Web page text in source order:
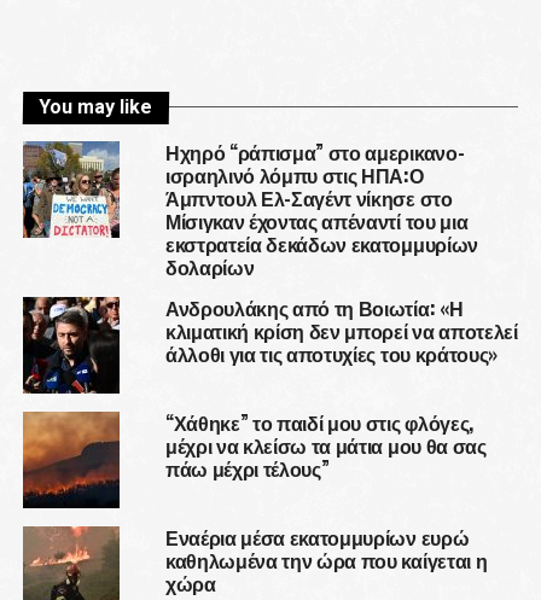
You may like
Ηχηρό “ράπισμα” στο αμερικανο-
ισραηλινό λόμπυ στις ΗΠΑ:Ο
Άμπντουλ Ελ-Σαγέντ νίκησε στο
Μίσιγκαν έχοντας απέναντί του μια
εκστρατεία δεκάδων εκατομμυρίων
δολαρίων
Ανδρουλάκης από τη Βοιωτία: «Η
κλιματική κρίση δεν μπορεί να αποτελεί
άλλοθι για τις αποτυχίες του κράτους»
“Χάθηκε” το παιδί μου στις φλόγες,
μέχρι να κλείσω τα μάτια μου θα σας
πάω μέχρι τέλους”
Εναέρια μέσα εκατομμυρίων ευρώ
καθηλωμένα την ώρα που καίγεται η
χώρα